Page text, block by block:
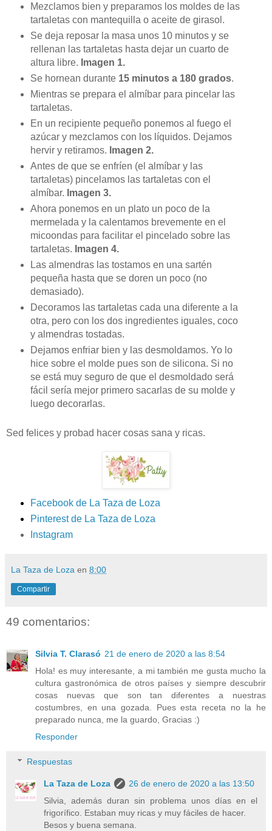
Mezclamos bien y preparamos los moldes de las
tartaletas con mantequilla o aceite de girasol.
Se deja reposar la masa unos 10 minutos y se
rellenan las tartaletas hasta dejar un cuarto de
altura libre. Imagen 1.
Se hornean durante 15 minutos a 180 grados.
Mientras se prepara el almíbar para pincelar las
tartaletas.
En un recipiente pequeño ponemos al fuego el
azúcar y mezclamos con los líquidos. Dejamos
hervir y retiramos. Imagen 2.
Antes de que se enfríen (el almíbar y las
tartaletas) pincelamos las tartaletas con el
almíbar. Imagen 3.
Ahora ponemos en un plato un poco de la
mermelada y la calentamos brevemente en el
micoondas para facilitar el pincelado sobre las
tartaletas. Imagen 4.
Las almendras las tostamos en una sartén
pequeña hasta que se doren un poco (no
demasiado).
Decoramos las tartaletas cada una diferente a la
otra, pero con los dos ingredientes iguales, coco
y almendras tostadas.
Dejamos enfriar bien y las desmoldamos. Yo lo
hice sobre el molde pues son de silicona. Si no
se está muy seguro de que el desmoldado será
fácil sería mejor primero sacarlas de su molde y
luego decorarlas.
Sed felices y probad hacer cosas sana y ricas.
Facebook de La Taza de Loza
Pinterest de La Taza de Loza
Instagram
La Taza de Loza en 8:00
Compartir
49 comentarios:
Silvia T. Clarasó 21 de enero de 2020 a las 8:54
Hola! es muy interesante, a mi también me gusta mucho la
cultura gastronómica de otros países y siempre descubrir
cosas nuevas que son tan diferentes a nuestras
costumbres, en una gozada. Pues esta receta no la he
preparado nunca, me la guardo, Gracias :)
Responder
Respuestas
La Taza de Loza
26 de enero de 2020 a las 13:50
Silvia, además duran sin problema unos días en el
frigorífico. Estaban muy ricas y muy fáciles de hacer.
Besos y buena semana.